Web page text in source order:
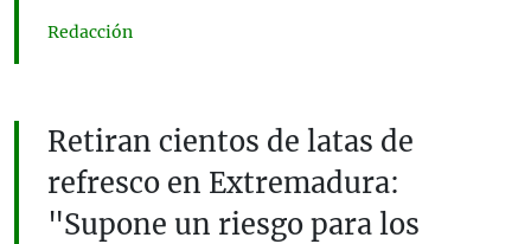
Redacción
Retiran cientos de latas de
refresco en Extremadura:
"Supone un riesgo para los